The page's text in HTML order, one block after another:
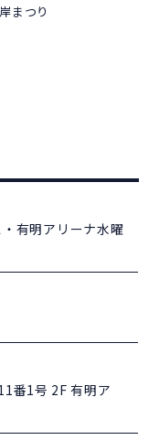
まつり
有明アリーナ水曜
番1号 2F 有明ア